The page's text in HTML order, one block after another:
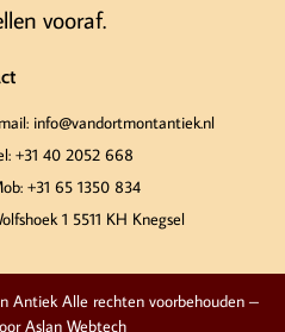
vooraf.
info@vandortmontantiek.nl
+31 40 2052 668
+31 65 1350 834
1 5511 KH Knegsel
Antiek Alle rechten voorbehouden –
Aslan Webtech